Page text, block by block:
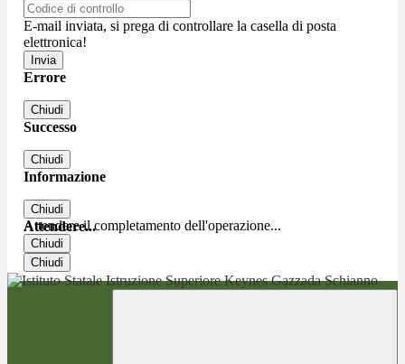
E-mail inviata, si prega di controllare la casella di posta
elettronica!
Errore
Chiudi
Successo
Chiudi
Informazione
Chiudi
Attendere...
Attendere il completamento dell'operazione...
Chiudi
Chiudi